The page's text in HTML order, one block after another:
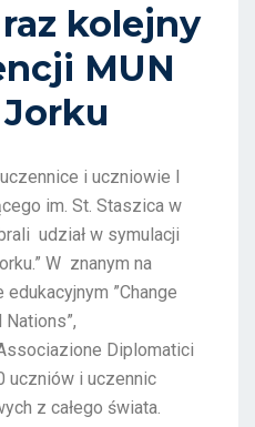
kolejny
MUN
i uczniowie I
im. St. Staszica w
udział w symulacji
W znanym na
”Change
Diplomatici
uczniów i uczennic
z całego świata.